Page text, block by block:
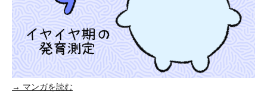
→ マンガを読む